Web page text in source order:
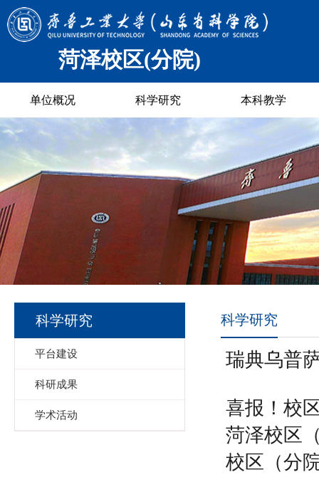
菏泽校区(分院)
单位概况 科学研究 本科教学
科学研究
平台建设
科研成果
学术活动
科学研究
瑞典乌普
喜报！校
菏泽校区
校区（分